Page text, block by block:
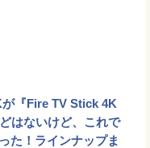
『Fire TV Stick 4K
はないけど、これで
た！ラインナップま